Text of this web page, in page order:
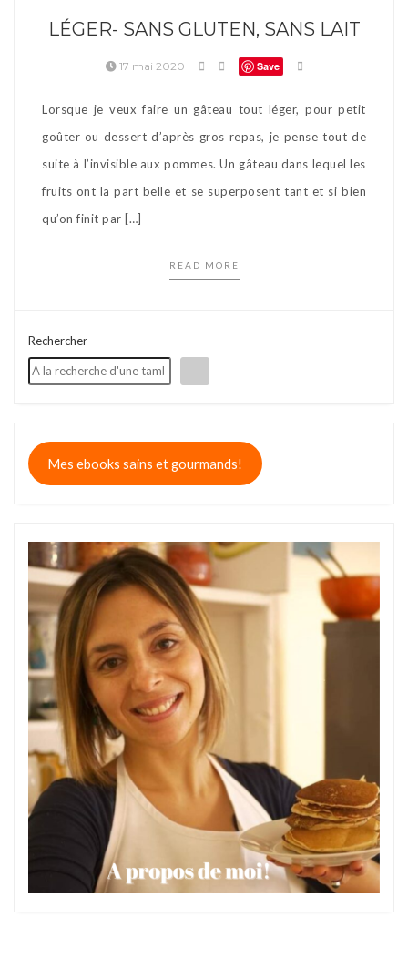
LÉGER- SANS GLUTEN, SANS LAIT
17 mai 2020 Save
Lorsque je veux faire un gâteau tout léger, pour petit
goûter ou dessert d’après gros repas, je pense tout de
suite à l’invisible aux pommes. Un gâteau dans lequel les
fruits ont la part belle et se superposent tant et si bien
qu’on finit par […]
READ MORE
Rechercher
Mes ebooks sains et gourmands!